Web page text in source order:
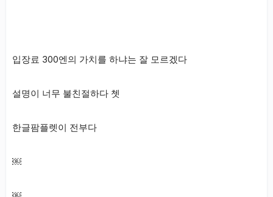
입장료 300엔의 가치를 하냐는 잘 모르겠다
설명이 너무 불친절하다 쳇
한글팜플렛이 전부다
￼